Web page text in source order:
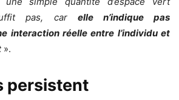
pas, car elle n’indique pas
interaction réelle entre l’individu et
».
persistent